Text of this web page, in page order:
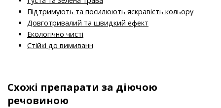
Підтримують та посилюють яскравість кольору
Довготривалий та швидкий ефект
Екологічно чисті
Стійкі до вимиванн
Схожі препарати за діючою
речовиною